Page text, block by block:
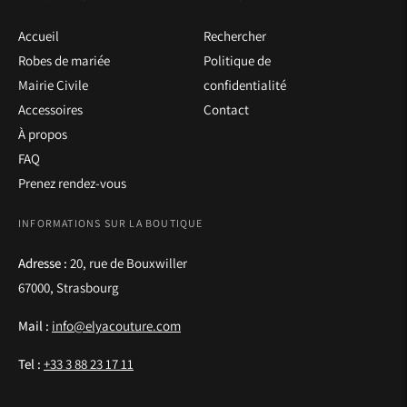
INFORMATIONS SUR LA BOUTIQUE
Adresse : 20, rue de Bouxwiller
67000, Strasbourg
Mail : info@elyacouture.com
Tel : +33 3 88 23 17 11
Accueil
Robes de mariée
Mairie Civile
Accessoires
À propos
FAQ
Prenez rendez-vous
Rechercher
Politique de
confidentialité
Contact